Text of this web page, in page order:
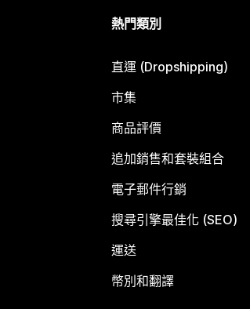
熱門類別
直運 (Dropshipping)
市集
商品評價
追加銷售和套裝組合
電子郵件行銷
搜尋引擎最佳化 (SEO)
運送
幣別和翻譯